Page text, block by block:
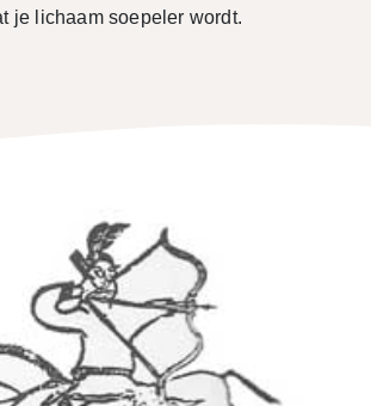
je lichaam soepeler wordt.